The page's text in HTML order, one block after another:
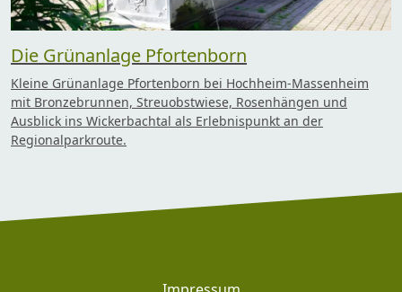
Die Grünanlage Pfortenborn
Kleine Grünanlage Pfortenborn bei Hochheim-Massenheim
mit Bronzebrunnen, Streuobstwiese, Rosenhängen und
Ausblick ins Wickerbachtal als Erlebnispunkt an der
Regionalparkroute.